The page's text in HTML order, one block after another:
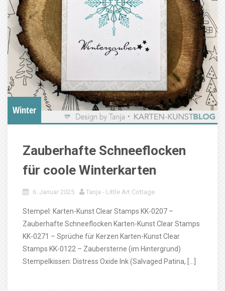
Winter
Zauberhafte Schneeflocken
für coole Winterkarten
6. Januar 2025 Tanja - Little Art Cottage
Stempel: Karten-Kunst Clear Stamps KK-0207 –
Zauberhafte Schneeflocken Karten-Kunst Clear Stamps
KK-0271 – Sprüche für Kerzen Karten-Kunst Clear
Stamps KK-0122 – Zaubersterne (im Hintergrund)
Stempelkissen: Distress Oxide Ink (Salvaged Patina, […]